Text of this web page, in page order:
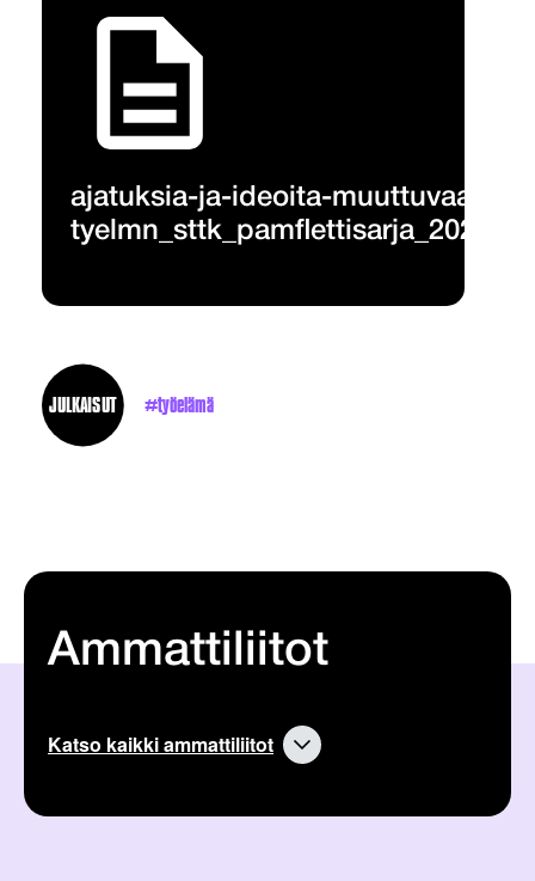
ajatuksia-ja-ideoita-muuttuvaan-
JULKAISUT työelämä
Ammattiliitot
Katso kaikki ammattiliitot